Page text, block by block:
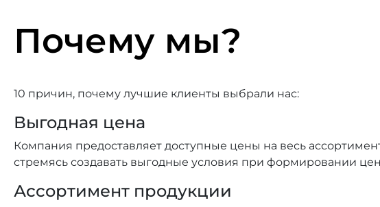
Почему мы?
10 причин, почему лучшие клиенты выбрали нас:
Выгодная цена
Компания предоставляет доступные цены на весь
стремясь создавать выгодные условия при формировании
Ассортимент продукции